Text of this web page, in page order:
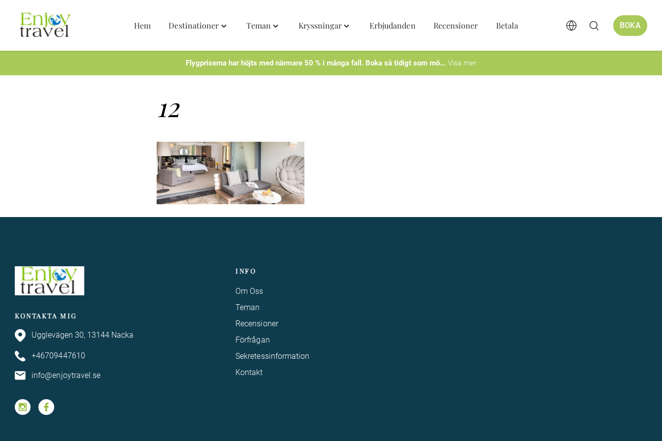
Hoppa
Hem Destinationer Teman
Toggle
Kryssningar Erbjudanden Recensioner Betala BOKA
Flygpriserna har höjts med närmare 50 % i många fall. Boka så tidigt som mö Visa mer
12
KONTAKTA MIG
Ugglevägen 30, 13144 Nacka
+46709447610
info@enjoytravel.se
INFO
Om Oss
Teman
Recensioner
Förfrågan
Sekretessinformation
Kontakt